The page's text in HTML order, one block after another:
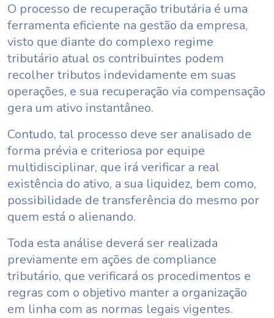
O processo de recuperação tributária é uma
ferramenta eficiente na gestão da empresa,
visto que diante do complexo regime
tributário atual os contribuintes podem
recolher tributos indevidamente em suas
operações, e sua recuperação via compensação
gera um ativo instantâneo.
Contudo, tal processo deve ser analisado de
forma prévia e criteriosa por equipe
multidisciplinar, que irá verificar a real
existência do ativo, a sua liquidez, bem como,
possibilidade de transferência do mesmo por
quem está o alienando.
Toda esta análise deverá ser realizada
previamente em ações de compliance
tributário, que verificará os procedimentos e
regras com o objetivo manter a organização
em linha com as normas legais vigentes.